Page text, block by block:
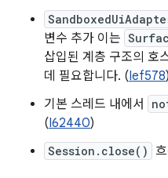
변수 추가 이는
삽입된 계층 구조의 호
데 필요합니다. (Ief578)
기본 스레드 내에서
(I62440)
Session.close()